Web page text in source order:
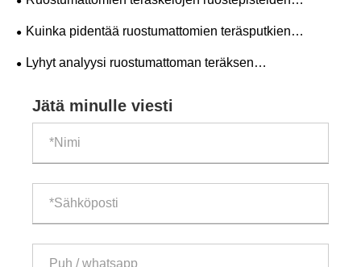
ongelman ratkaiseminen
Kuinka pidentää ruostumattomien teräsputkien
käyttöikää?
Lyhyt analyysi ruostumattoman teräksen
Jätä minulle viesti